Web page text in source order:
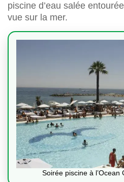
piscine d’eau salée
vue sur la mer.
Soirée piscine à l’Ocean